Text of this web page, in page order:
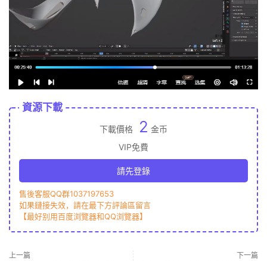
資源下載
下載價格 2 金币
VIP免費
請先登錄
售後客服QQ群1037197653
如果鏈接失效，請在最下方評論區留言
【最好别用百度浏覽器和QQ浏覽器】
上一篇 下一篇